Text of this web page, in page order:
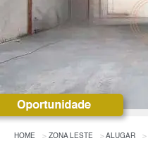
HOME ZONA LESTE ALUGAR